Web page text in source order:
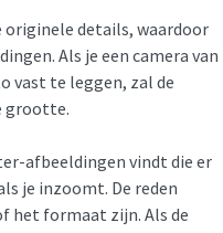
originele details, waardoor
Als je een camera van
vast te leggen, zal de
grootte.
afbeeldingen vindt die er
je inzoomt. De reden
het formaat zijn. Als de